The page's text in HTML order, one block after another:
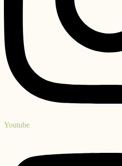
Youtube